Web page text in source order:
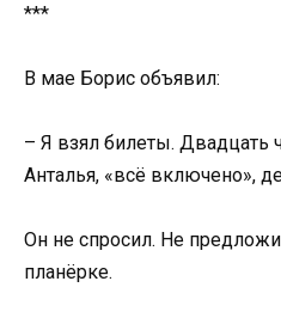
***
В мае Борис объявил:
– Я взял билеты. Двадцать
Анталья, «всё включено»,
Он не спросил. Не
планёрке.